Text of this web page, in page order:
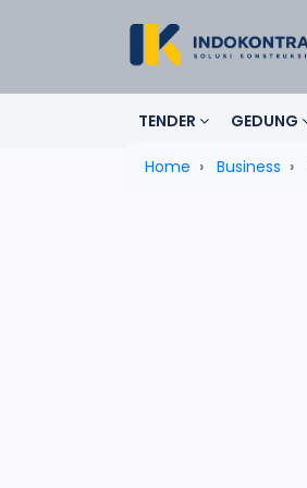
TENDER GEDUNG
Home Business